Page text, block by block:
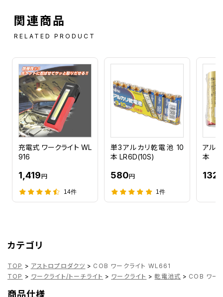
関連商品
RELATED PRODUCT
充電式 ワークライト WL
916
1,419円
14件
単3アルカリ乾電池 10
本 LR6D(10S)
580円
1件
アル
本
132
カテゴリ
TOP > アストロプロダクツ > COB ワークライト WL661
TOP > ワークライト/トーチライト > ワークライト > 乾電池式 > COB ワー
商品仕様